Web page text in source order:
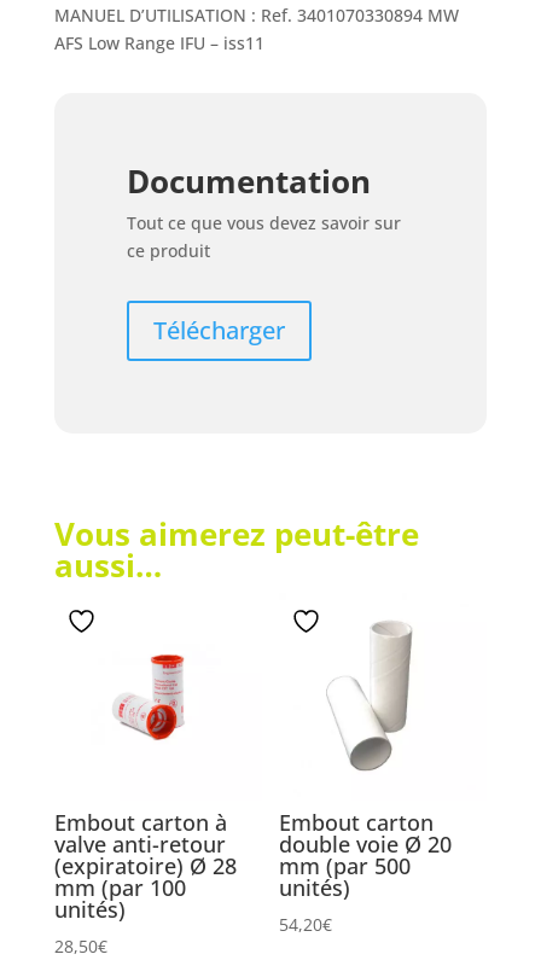
MANUEL D’UTILISATION : Ref. 3401070330894 MW
AFS Low Range IFU – iss11
Documentation
Tout ce que vous devez savoir sur
ce produit
Télécharger
Vous aimerez peut-être
aussi…
Embout carton à
valve anti-retour
(expiratoire) Ø 28
mm (par 100
unités)
28,50€
Embout carton
double voie Ø 20
mm (par 500
unités)
54,20€